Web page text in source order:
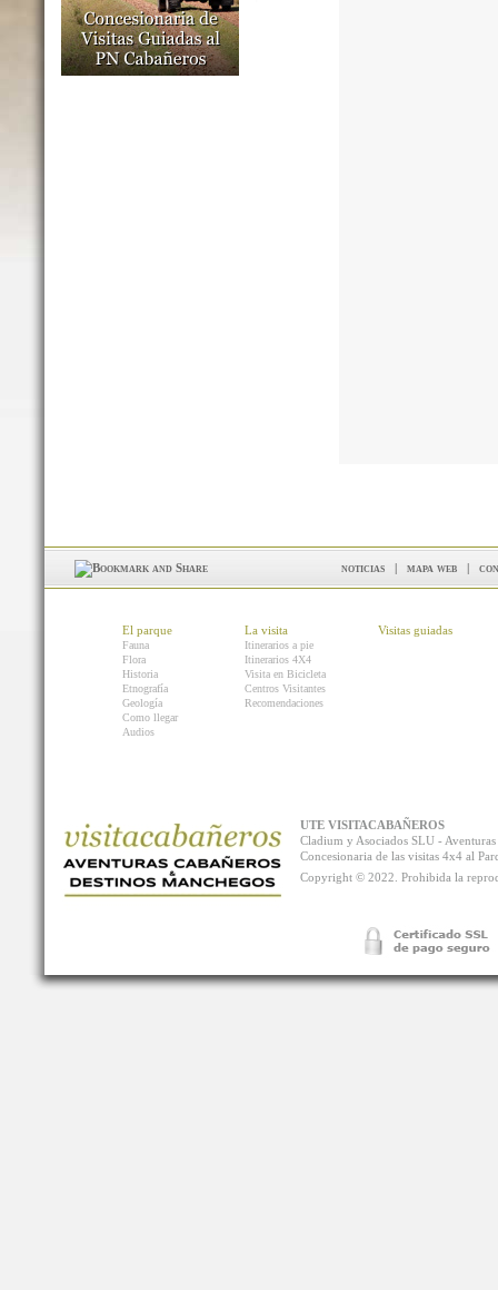
noticias | mapa web |
El parque
Fauna
Flora
Historia
Etnografía
Geología
Como llegar
Audios
La visita
Itinerarios a pie
Itinerarios 4X4
Visita en Bicicleta
Centros Visitantes
Recomendaciones
Visitas guiadas
UTE VISITACABAÑEROS
Cladium y Asociados SLU -
Concesionaria de las visitas 4x4 al
Copyright © 2022. Prohibida la